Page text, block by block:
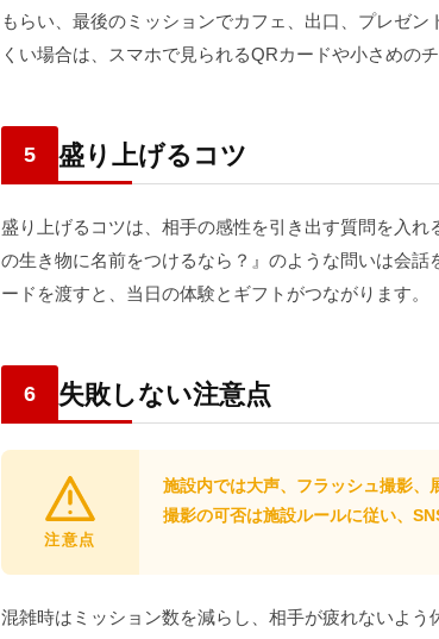
もらい、最後のミッションでカフェ、出口、プレゼ
くい場合は、スマホで見られるQRカードや小さめの
5 盛り上げるコツ
盛り上げるコツは、相手の感性を引き出す質問を入
の生き物に名前をつけるなら？』のような問いは会
ードを渡すと、当日の体験とギフトがつながります。
6 失敗しない注意点
注意点
施設内では大声、フラッシュ撮影、
撮影の可否は施設ルールに従い、
混雑時はミッション数を減らし、相手が疲れないよ